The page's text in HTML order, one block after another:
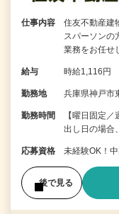
仕事内容
住友不動産建
スパーソンの
業務をお任せ
給与 時給1,116円
勤務地 兵庫県神戸市
勤務時間
【曜日固定
出し日の場合
応募資格 未経験OK！
後で見る